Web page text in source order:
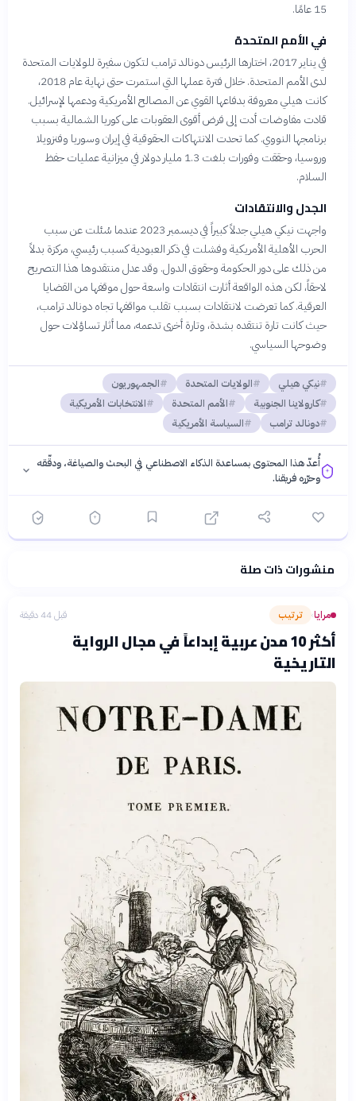
15 عامًا.
في الأمم المتحدة
في يناير 2017، اختارها الرئيس دونالد ترامب لتكون سفيرة للولايات المتحدة
لدى الأمم المتحدة. خلال فترة عملها التي استمرت حتى نهاية عام 2018،
كانت هيلي معروفة بدفاعها القوي عن المصالح الأمريكية ودعمها لإسرائيل.
قادت مفاوضات أدت إلى فرض أقوى العقوبات على كوريا الشمالية بسبب
برنامجها النووي. كما تحدت الانتهاكات الحقوقية في إيران وسوريا وفنزويلا
وروسيا، وحققت وفورات بلغت 1.3 مليار دولار في ميزانية عمليات حفظ
السلام.
الجدل والانتقادات
واجهت نيكي هيلي جدلاً كبيراً في ديسمبر 2023 عندما سُئلت عن سبب
الحرب الأهلية الأمريكية وفشلت في ذكر العبودية كسبب رئيسي، مركزة بدلاً
من ذلك على دور الحكومة وحقوق الدول. وقد عدل منتقدوها هذا التصريح
لاحقاً، لكن هذه الواقعة أثارت انتقادات واسعة حول موقفها من القضايا
العرقية. كما تعرضت لانتقادات بسبب تقلب مواقفها تجاه دونالد ترامب،
حيث كانت تارة تنتقده بشدة، وتارة أخرى تدعمه، مما أثار تساؤلات حول
وضوحها السياسي.
نيكي هيلي الولايات المتحدة
الجمهوريون
كارولاينا الجنوبية
الأمم المتحدة
الانتخابات الأمريكية
دونالد ترامب
السياسة الأمريكية
أُعدّ هذا المحتوى بمساعدة الذكاء الاصطناعي في البحث والصياغة، ودقّقه
وحرّره فريقنا.
فلسفتنا المعرفية· سياسة الذكاء الاصطناعيمنشورات ذات صلة
مرايا› ترتيب قبل 44 دقيقة
أكثر 10 مدن عربية إبداعاً في مجال الرواية
التاريخية